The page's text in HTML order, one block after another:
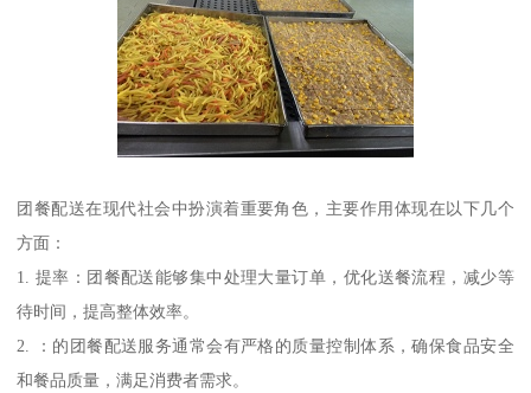
团餐配送在现代社会中扮演着重要角色，主要作用体现在以下几个
方面：
1. 提率：团餐配送能够集中处理大量订单，优化送餐流程，减少等
待时间，提高整体效率。
2. ：的团餐配送服务通常会有严格的质量控制体系，确保食品安全
和餐品质量，满足消费者需求。